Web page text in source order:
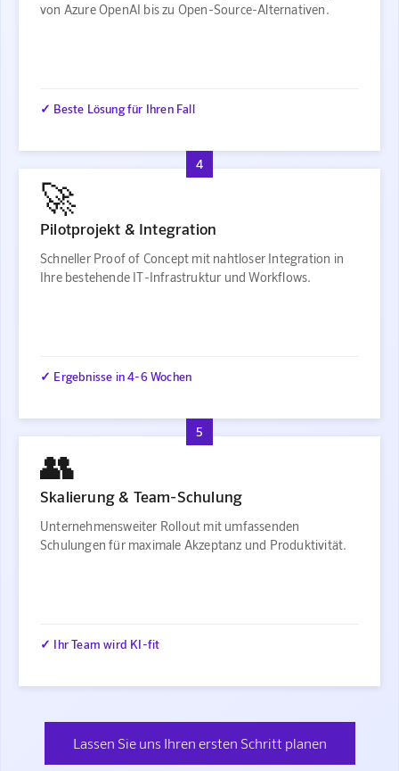
von Azure OpenAI bis zu Open-Source-Alternativen.
✓ Beste Lösung für Ihren Fall
4
🚀
Pilotprojekt & Integration
Schneller Proof of Concept mit nahtloser Integration in
Ihre bestehende IT-Infrastruktur und Workflows.
✓ Ergebnisse in 4-6 Wochen
5
👥
Skalierung & Team-Schulung
Unternehmensweiter Rollout mit umfassenden
Schulungen für maximale Akzeptanz und Produktivität.
✓ Ihr Team wird KI-fit
Lassen Sie uns Ihren ersten Schritt planen